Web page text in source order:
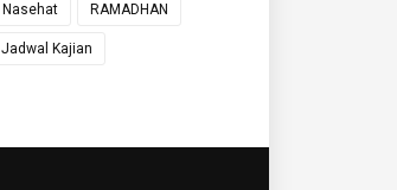
Nasehat RAMADHAN
Jadwal Kajian